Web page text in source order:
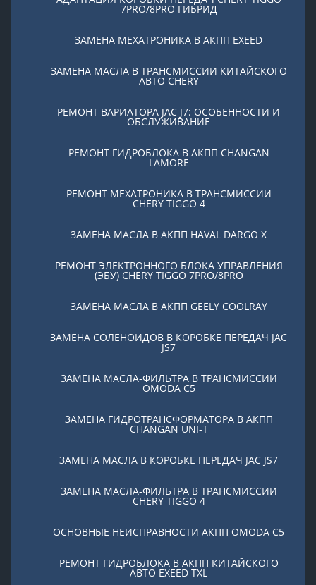
7PRO/8PRO ГИБРИД
ЗАМЕНА МЕХАТРОНИКА В АКПП EXEED
ЗАМЕНА МАСЛА В ТРАНСМИССИИ КИТАЙСКОГО
АВТО CHERY
РЕМОНТ ВАРИАТОРА JAC J7: ОСОБЕННОСТИ И
ОБСЛУЖИВАНИЕ
РЕМОНТ ГИДРОБЛОКА В АКПП CHANGAN
LAMORE
РЕМОНТ МЕХАТРОНИКА В ТРАНСМИССИИ
CHERY TIGGO 4
ЗАМЕНА МАСЛА В АКПП HAVAL DARGO X
РЕМОНТ ЭЛЕКТРОННОГО БЛОКА УПРАВЛЕНИЯ
(ЭБУ) CHERY TIGGO 7PRO/8PRO
ЗАМЕНА МАСЛА В АКПП GEELY COOLRAY
ЗАМЕНА СОЛЕНОИДОВ В КОРОБКЕ ПЕРЕДАЧ JAC
JS7
ЗАМЕНА МАСЛА-ФИЛЬТРА В ТРАНСМИССИИ
OMODA C5
ЗАМЕНА ГИДРОТРАНСФОРМАТОРА В АКПП
CHANGAN UNI-T
ЗАМЕНА МАСЛА В КОРОБКЕ ПЕРЕДАЧ JAC JS7
ЗАМЕНА МАСЛА-ФИЛЬТРА В ТРАНСМИССИИ
CHERY TIGGO 4
ОСНОВНЫЕ НЕИСПРАВНОСТИ АКПП OMODA C5
РЕМОНТ ГИДРОБЛОКА В АКПП КИТАЙСКОГО
АВТО EXEED TXL